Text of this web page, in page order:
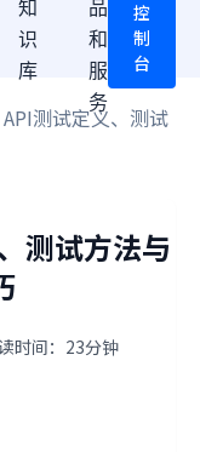
知
识
库
品
和
服
务
控
制
台
测试定义、测试
测试方法与
时间：23分钟